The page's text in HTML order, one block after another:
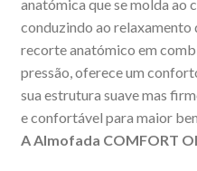
anatómica que se molda ao
conduzindo ao relaxamento
recorte anatómico em
pressão, oferece um
sua estrutura suave mas
e confortável para maior
A Almofada COMFORT